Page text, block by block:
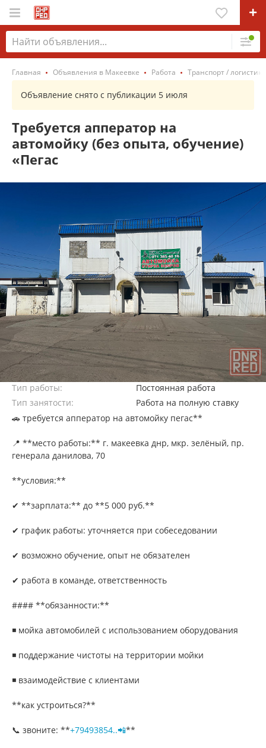
Главная Объявления в Макеевке Работа Транспорт / логистика
Объявление снято с публикации 5 июля
Требуется апператор на
автомойку (без опыта, обучение)
«Пегас
Тип работы:
Постоянная работа
Тип занятости:
Работа на полную ставку
🚗 требуется апператор на автомойку пегас**
📍 **место работы:** г. макеевка днр, мкр. зелёный, пр.
генерала данилова, 70
**условия:**
✔ **зарплата:** до **5 000 руб.**
✔ график работы: уточняется при собеседовании
✔ возможно обучение, опыт не обязателен
✔ работа в команде, ответственность
#### **обязанности:**
◾ мойка автомобилей с использованием оборудования
◾ поддержание чистоты на территории мойки
◾ взаимодействие с клиентами
**как устроиться?**
📞 звоните: **+79493854..📲**